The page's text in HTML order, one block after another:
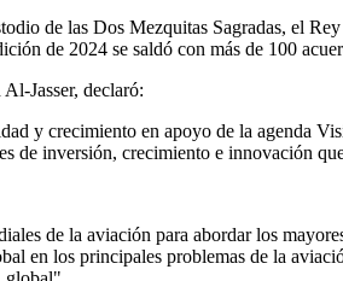
de las Dos Mezquitas Sagradas, el
de 2024 se saldó con más de 100
Jasser, declaró:
y crecimiento en apoyo de la agenda
de inversión, crecimiento e innovación
de la aviación para abordar los
en los principales problemas de la